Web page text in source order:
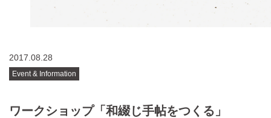
2017.08.28
Event & Information
ワークショップ「和綴じ手帖をつくる」